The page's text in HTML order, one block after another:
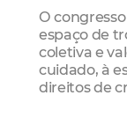
O
espaço de
coletiva e
cuidado, à
direitos de